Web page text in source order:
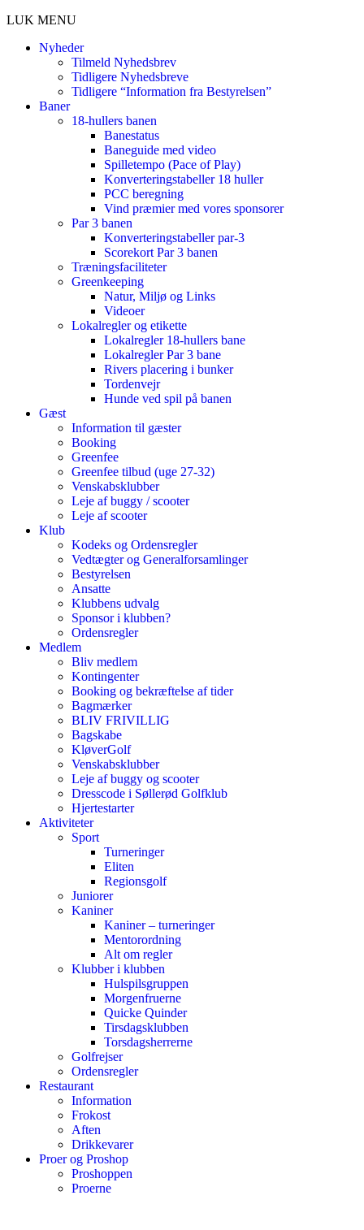
LUK MENU
Nyheder
Tilmeld Nyhedsbrev
Tidligere Nyhedsbreve
Tidligere “Information fra Bestyrelsen”
Baner
18-hullers banen
Banestatus
Baneguide med video
Spilletempo (Pace of Play)
Konverteringstabeller 18 huller
PCC beregning
Vind præmier med vores sponsorer
Par 3 banen
Konverteringstabeller par-3
Scorekort Par 3 banen
Træningsfaciliteter
Greenkeeping
Natur, Miljø og Links
Videoer
Lokalregler og etikette
Lokalregler 18-hullers bane
Lokalregler Par 3 bane
Rivers placering i bunker
Tordenvejr
Hunde ved spil på banen
Gæst
Information til gæster
Booking
Greenfee
Greenfee tilbud (uge 27-32)
Venskabsklubber
Leje af buggy / scooter
Leje af scooter
Klub
Kodeks og Ordensregler
Vedtægter og Generalforsamlinger
Bestyrelsen
Ansatte
Klubbens udvalg
Sponsor i klubben?
Ordensregler
Medlem
Bliv medlem
Kontingenter
Booking og bekræftelse af tider
Bagmærker
BLIV FRIVILLIG
Bagskabe
KløverGolf
Venskabsklubber
Leje af buggy og scooter
Dresscode i Søllerød Golfklub
Hjertestarter
Aktiviteter
Sport
Turneringer
Eliten
Regionsgolf
Juniorer
Kaniner
Kaniner – turneringer
Mentorordning
Alt om regler
Klubber i klubben
Hulspilsgruppen
Morgenfruerne
Quicke Quinder
Tirsdagsklubben
Torsdagsherrerne
Golfrejser
Ordensregler
Restaurant
Information
Frokost
Aften
Drikkevarer
Proer og Proshop
Proshoppen
Proerne